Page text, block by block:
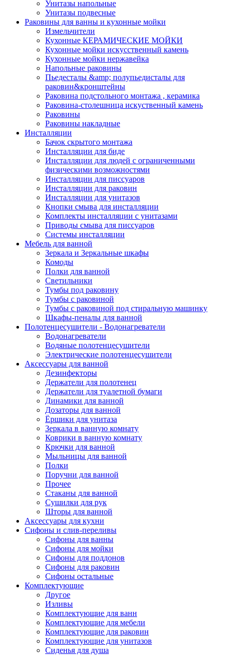
Унитазы напольные
Унитазы подвесные
Раковины для ванны и кухонные мойки
Измельчители
Кухонные КЕРАМИЧЕСКИЕ МОЙКИ
Кухонные мойки искусственный камень
Кухонные мойки нержавейка
Напольные раковины
Пьедесталы &amp; полупьедисталы для
раковин&кронштейны
Раковина подстольного монтажа , керамика
Раковина-столешница искуственный камень
Раковины
Раковины накладные
Инсталляции
Бачок скрытого монтажа
Инсталляции для биде
Инсталляции для людей с ограниченными
физическими возможностями
Инсталляции для писсуаров
Инсталляции для раковин
Инсталляции для унитазов
Кнопки смыва для инсталляции
Комплекты инсталляции с унитазами
Приводы смыва для писсуаров
Системы инсталляции
Мебель для ванной
Зеркала и Зеркальные шкафы
Комоды
Полки для ванной
Светильники
Тумбы под раковину
Тумбы с раковиной
Тумбы с раковиной под стиральную машинку
Шкафы-пеналы для ванной
Полотенцесушители - Водонагреватели
Водонагреватели
Водяные полотенцесушители
Электрические полотенцесушители
Аксессуары для ванной
Дезинфекторы
Держатели для полотенец
Держатели для туалетной бумаги
Динамики для ванной
Дозаторы для ванной
Ёршики для унитаза
Зеркала в ванную комнату
Коврики в ванную комнату
Крючки для ванной
Мыльницы для ванной
Полки
Поручни для ванной
Прочее
Стаканы для ванной
Сушилки для рук
Шторы для ванной
Аксессуары для кухни
Сифоны и слив-переливы
Сифоны для ванны
Сифоны для мойки
Сифоны для поддонов
Сифоны для раковин
Сифоны остальные
Комплектующие
Другое
Изливы
Комплектующие для ванн
Комплектующие для мебели
Комплектующие для раковин
Комплектующие для унитазов
Сиденья для душа